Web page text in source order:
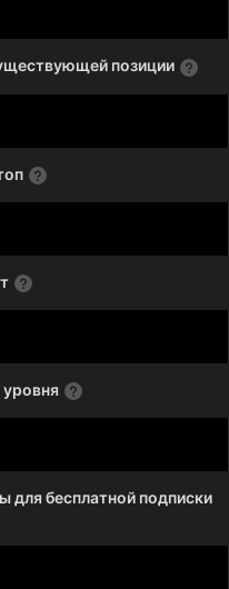
позиции
для бесплатной подписки